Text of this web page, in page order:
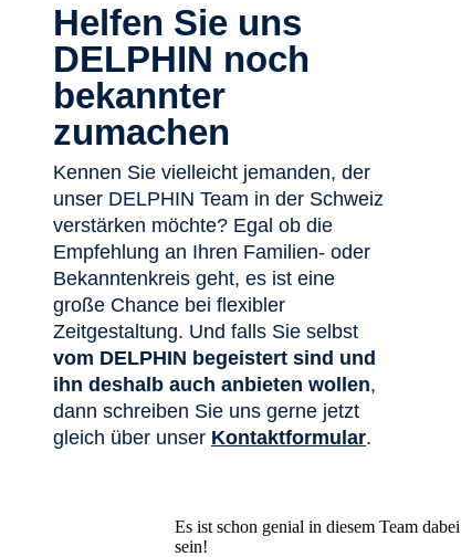
Helfen Sie uns
DELPHIN noch
bekannter
zumachen
Kennen Sie vielleicht jemanden, der
unser DELPHIN Team in der Schweiz
verstärken möchte? Egal ob die
Empfehlung an Ihren Familien- oder
Bekanntenkreis geht, es ist eine
große Chance bei flexibler
Zeitgestaltung. Und falls Sie selbst
vom DELPHIN begeistert sind und
ihn deshalb auch anbieten wollen,
dann schreiben Sie uns gerne jetzt
gleich über unser Kontaktformular.
Es ist schon genial in diesem Team
sein!